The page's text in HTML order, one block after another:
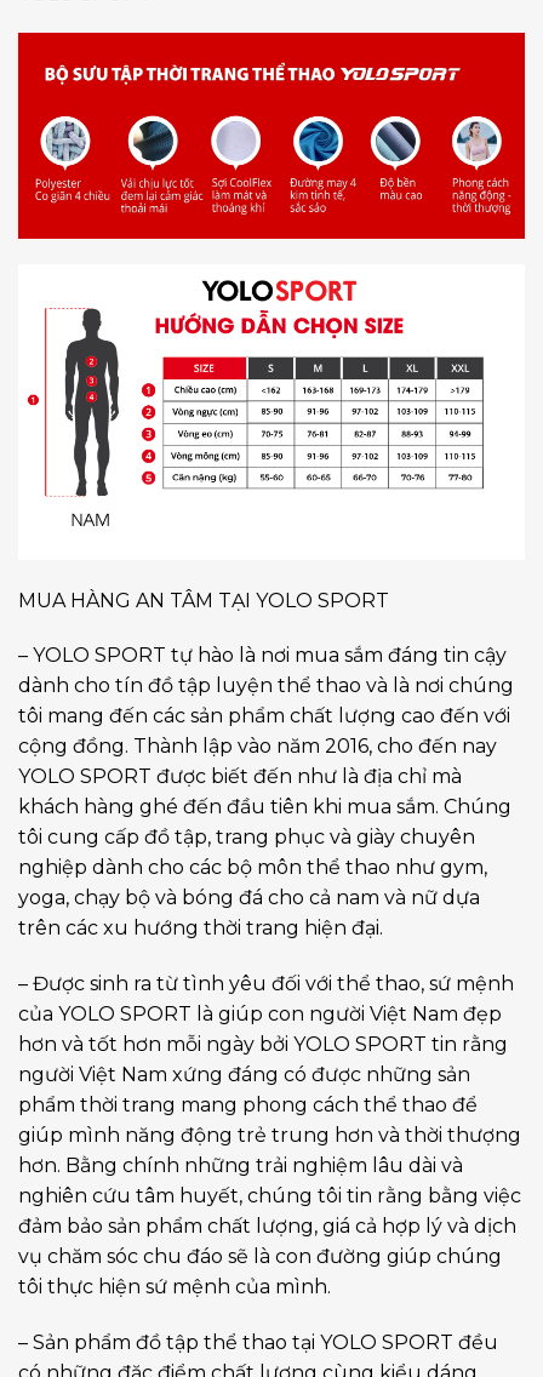
MUA HÀNG AN TÂM TẠI YOLO SPORT
– YOLO SPORT tự hào là nơi mua sắm đáng tin cậy
dành cho tín đồ tập luyện thể thao và là nơi chúng
tôi mang đến các sản phẩm chất lượng cao đến với
cộng đồng. Thành lập vào năm 2016, cho đến nay
YOLO SPORT được biết đến như là địa chỉ mà
khách hàng ghé đến đầu tiên khi mua sắm. Chúng
tôi cung cấp đồ tập, trang phục và giày chuyên
nghiệp dành cho các bộ môn thể thao như gym,
yoga, chạy bộ và bóng đá cho cả nam và nữ dựa
trên các xu hướng thời trang hiện đại.
– Được sinh ra từ tình yêu đối với thể thao, sứ mệnh
của YOLO SPORT là giúp con người Việt Nam đẹp
hơn và tốt hơn mỗi ngày bởi YOLO SPORT tin rằng
người Việt Nam xứng đáng có được những sản
phẩm thời trang mang phong cách thể thao để
giúp mình năng động trẻ trung hơn và thời thượng
hơn. Bằng chính những trải nghiệm lâu dài và
nghiên cứu tâm huyết, chúng tôi tin rằng bằng việc
đảm bảo sản phẩm chất lượng, giá cả hợp lý và dịch
vụ chăm sóc chu đáo sẽ là con đường giúp chúng
tôi thực hiện sứ mệnh của mình.
– Sản phẩm đồ tập thể thao tại YOLO SPORT đều